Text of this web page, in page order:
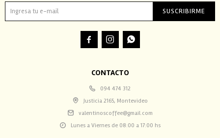
CONTACTO
094 474 312
Justicia 2165, Montevideo
valentinoscoffee@gmail.com
Lunes a Viernes de 08:00 a 17:00 hs
SUSCRIBIRME
  